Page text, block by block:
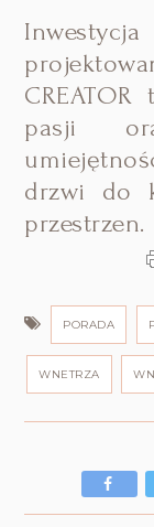
pasji
drzwi do
przestrzen.
PORADA
WNETRZA